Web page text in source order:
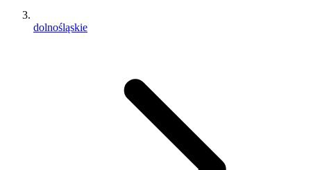
dolnośląskie